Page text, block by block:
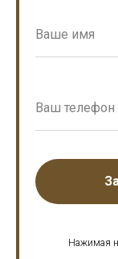
Нажимая